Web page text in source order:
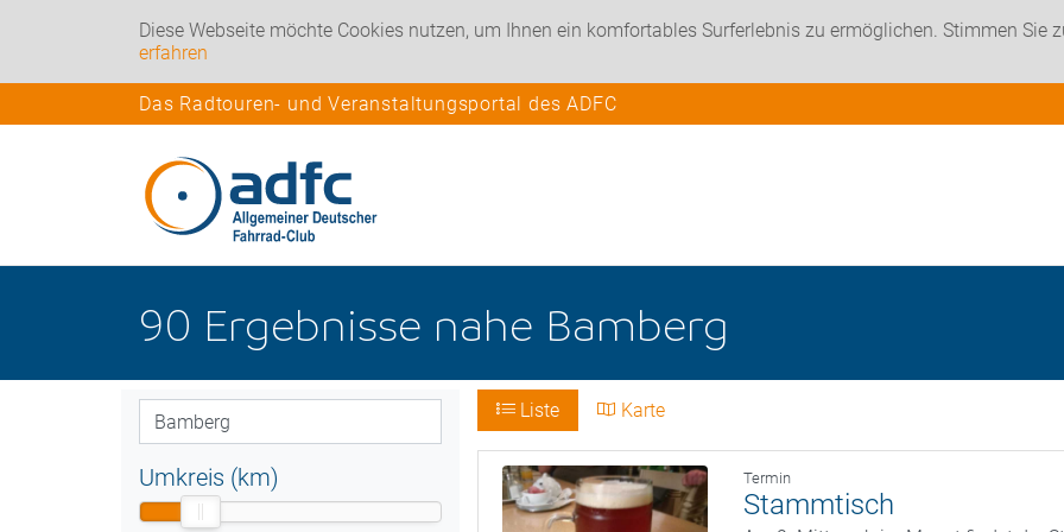
Diese Webseite möchte Cookies nutzen, um Ihnen ein komfortables Surferlebnis zu ermöglichen. Stimmen Sie
erfahren
Das Radtouren- und Veranstaltungsportal des ADFC
90 Ergebnisse nahe Bamberg
Umkreis (km)
Liste Karte
Termin
Stammtisch